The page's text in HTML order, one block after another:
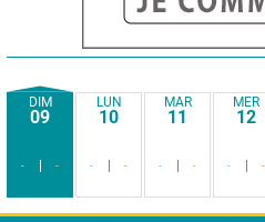
DIM
09
- -
LUN
10
- -
MAR
11
- -
MER
12
- -